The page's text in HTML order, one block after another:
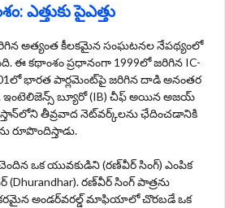
ఎత్తుకు పైఎత్తు
అత్యంత కీలకమైన సంఘటనల నేపథ్యంలో
ఈ కథాంశం ప్రధానంగా 1999లో జరిగిన IC-
భారత పార్లమెంట్‌పై జరిగిన దాడి అనంతర
ఇంటెలిజెన్స్ బ్యూరో (IB) చీఫ్ అయిన అజయ్
తీవ్రవాద నెట్‌వర్క్‌లను ఛేదించడానికి
ఒక యువకుడిని (రణ్‌వీర్ సింగ్) ఎంపిక
రణ్‌వీర్ సింగ్ పాత్రను
అండర్‌వరల్డ్ మాఫియాలో చొరబడే ఒక